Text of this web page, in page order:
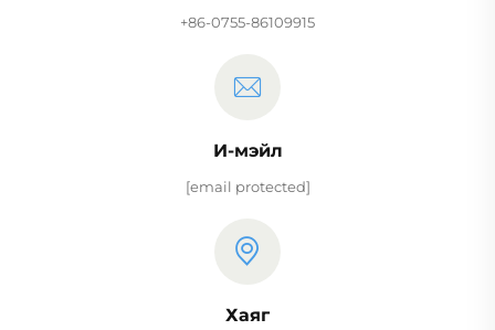
+86-0755-86109915
И-мэйл
[email protected]
Хаяг